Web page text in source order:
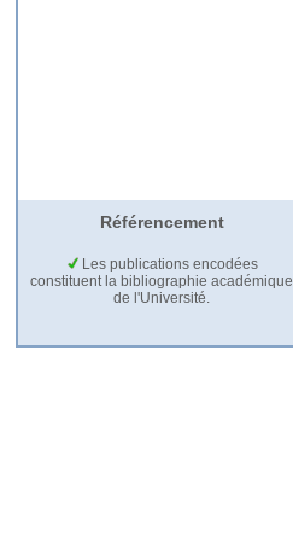
Référencement
Les publications encodées
constituent la bibliographie académique
de l'Université.